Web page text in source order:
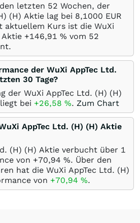
letzten 52 Wochen, der
(H) Aktie lag bei 8,1000 EUR
aktuellem Kurs ist die WuXi
+146,91 % vom 52
der WuXi AppTec Ltd.
30 Tage?
der WuXi AppTec Ltd. (H) (H)
bei +26,58 %. Zum Chart
AppTec Ltd. (H) (H) Aktie
(H) (H) Aktie verbucht über 1
von +70,94 %. Über den
hat die WuXi AppTec Ltd. (H)
von +70,94 %.